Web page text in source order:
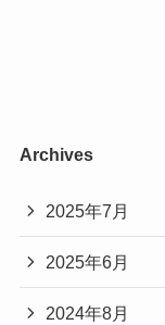
Archives
2025年7月
2025年6月
2024年8月